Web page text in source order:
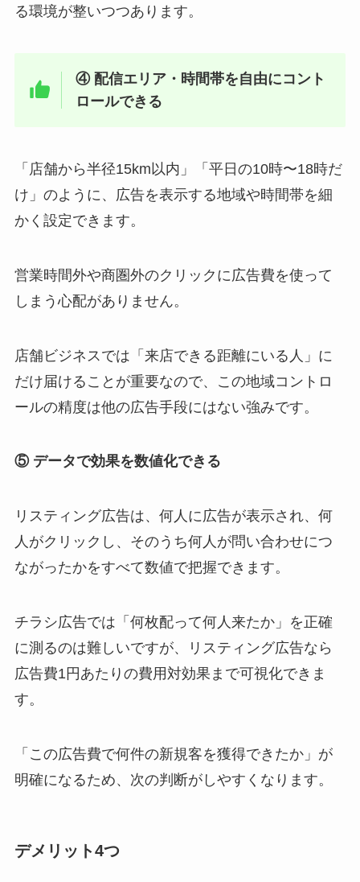
る環境が整いつつあります。
④ 配信エリア・時間帯を自由にコント
ロールできる
「店舗から半径15km以内」「平日の10時〜18時だ
け」のように、広告を表示する地域や時間帯を細
かく設定できます。
営業時間外や商圏外のクリックに広告費を使って
しまう心配がありません。
店舗ビジネスでは「来店できる距離にいる人」に
だけ届けることが重要なので、この地域コントロ
ールの精度は他の広告手段にはない強みです。
⑤ データで効果を数値化できる
リスティング広告は、何人に広告が表示され、何
人がクリックし、そのうち何人が問い合わせにつ
ながったかをすべて数値で把握できます。
チラシ広告では「何枚配って何人来たか」を正確
に測るのは難しいですが、リスティング広告なら
広告費1円あたりの費用対効果まで可視化できま
す。
「この広告費で何件の新規客を獲得できたか」が
明確になるため、次の判断がしやすくなります。
デメリット4つ